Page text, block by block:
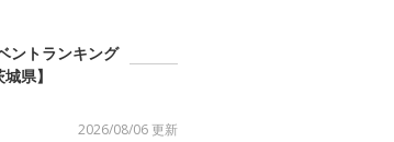
ントランキング
城県】
2026/08/06 更新